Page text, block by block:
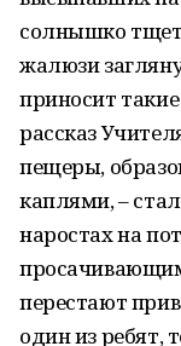
солнышко
жалюзи
приносит
рассказ
пещеры,
каплями, –
наростах на
перестают
один из ребят,